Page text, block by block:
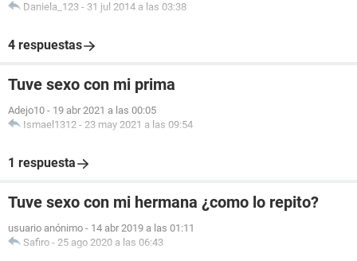
Daniela_123 - 31 jul 2014 a las 03:38
4 respuestas
Tuve sexo con mi prima
Adejo10 - 19 abr 2021 a las 00:05
Ismael1312 - 23 may 2021 a las 09:54
1 respuesta
Tuve sexo con mi hermana ¿como lo repito?
usuario anónimo - 14 abr 2019 a las 01:11
Safiro - 25 ago 2020 a las 06:43